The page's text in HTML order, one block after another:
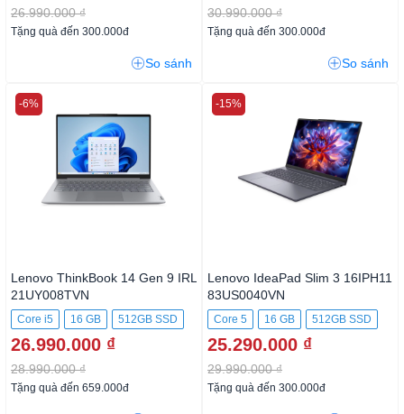
26.990.000 ₫
Tặng quà đến 300.000đ
So sánh
30.990.000 ₫
Tặng quà đến 300.000đ
So sánh
Lenovo ThinkBook 14 Gen 9 IRL
21UY008TVN
Core i5 16 GB 512GB SSD
26.990.000 ₫
28.990.000 ₫
-6%
Tặng quà đến 659.000đ
Lenovo IdeaPad Slim 3 16IPH11
83US0040VN
Core 5 16 GB 512GB SSD
25.290.000 ₫
29.990.000 ₫
-15%
Tặng quà đến 300.000đ